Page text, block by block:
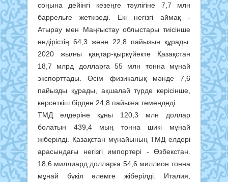
соңына дейінгі кезеңге тәулігіне 7,7 млн
баррельге жеткізеді. Екі негізгі аймақ -
Атырау мен Маңғыстау облыстары тиісінше
өндірістің 64,3 және 22,8 пайызын құрады.
2020 жылғы қаңтар-қыркүйекте Қазақстан
18,7 млрд долларға 55 млн тонна мұнай
экспорттады. Өсім физикалық мәнде 7,6
пайызды құрады, ақшалай түрде керісінше,
көрсеткіш бірден 24,8 пайызға төмендеді.
ТМД елдеріне құны 120,3 млн доллар
болатын 439,4 мың тонна шикі мұнай
жіберілді. Қазақстан мұнайының ТМД елдері
арасындағы негізгі импортері - Өзбекстан.
18,6 миллиард долларға 54,6 миллион тонна
мұнай бүкіл әлемге жіберілді. Италия,